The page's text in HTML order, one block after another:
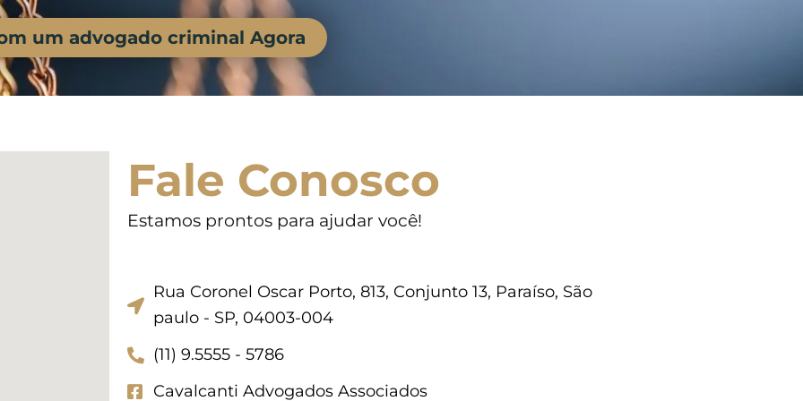
um advogado criminal Agora
Fale Conosco
Estamos prontos para ajudar você!
Rua Coronel Oscar Porto, 813, Conjunto 13, Paraíso, São
paulo - SP, 04003-004
(11) 9.5555 - 5786
Cavalcanti Advogados Associados